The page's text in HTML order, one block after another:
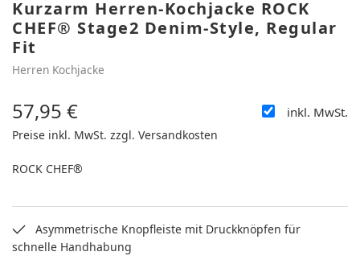
Kurzarm Herren-Kochjacke ROCK
CHEF® Stage2 Denim-Style, Regular
Fit
Herren Kochjacke
Regulärer Preis:
57,95 € inkl. MwSt.
Preise inkl. MwSt. zzgl. Versandkosten
ROCK CHEF®
Asymmetrische Knopfleiste mit Druckknöpfen für
schnelle Handhabung